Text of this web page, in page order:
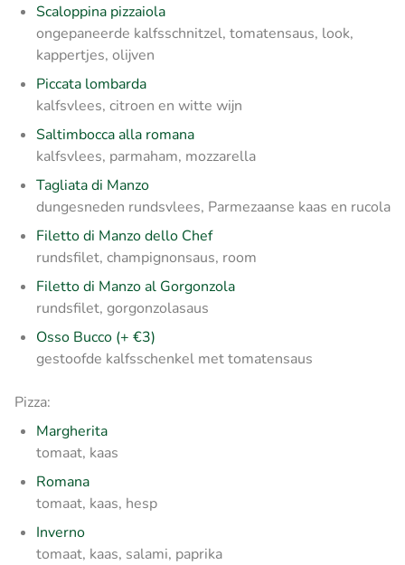
Scaloppina pizzaiola
ongepaneerde kalfsschnitzel, tomatensaus, look,
kappertjes, olijven
Piccata lombarda
kalfsvlees, citroen en witte wijn
Saltimbocca alla romana
kalfsvlees, parmaham, mozzarella
Tagliata di Manzo
dungesneden rundsvlees, Parmezaanse kaas en rucola
Filetto di Manzo dello Chef
rundsfilet, champignonsaus, room
Filetto di Manzo al Gorgonzola
rundsfilet, gorgonzolasaus
Osso Bucco (+ €3)
gestoofde kalfsschenkel met tomatensaus
Pizza:
Margherita
tomaat, kaas
Romana
tomaat, kaas, hesp
Inverno
tomaat, kaas, salami, paprika